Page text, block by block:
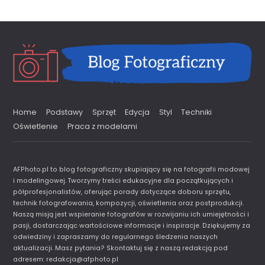
ustawienia aparatu, które
Ustawienia aparatu dla mody Aparat
fotograficzny zdjęcia modowe Jak
usprawnić sesję fashion […]
Read More
Home Podstawy Sprzęt Edycja Styl
Techniki
Oświetlenie
Praca z modelami
AFPhoto.pl to blog fotograficzny skupiający się na fotografii modowej
i modelingowej. Tworzymy treści edukacyjne dla początkujących i
półprofesjonalistów, oferując porady dotyczące doboru sprzętu,
technik fotografowania, kompozycji, oświetlenia oraz postprodukcji.
Naszą misją jest wspieranie fotografów w rozwijaniu ich umiejętności i
pasji, dostarczając wartościowe informacje i inspiracje. Dziękujemy za
odwiedziny i zapraszamy do regularnego śledzenia naszych
aktualizacji. Masz pytania? Skontaktuj się z naszą redakcją pod
adresem: redakcja@afphoto.pl